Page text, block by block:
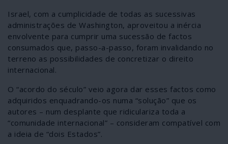
Israel, com a cumplicidade de todas as sucessivas
administrações de Washington, aproveitou a inércia
envolvente para cumprir uma sucessão de factos
consumados que, passo-a-passo, foram invalidando no
terreno as possibilidades de concretizar o direito
internacional.
O “acordo do século” veio agora dar esses factos como
adquiridos enquadrando-os numa “solução” que os
autores – num desplante que ridiculariza toda a
“comunidade internacional” – consideram compatível com
a ideia de “dois Estados”.